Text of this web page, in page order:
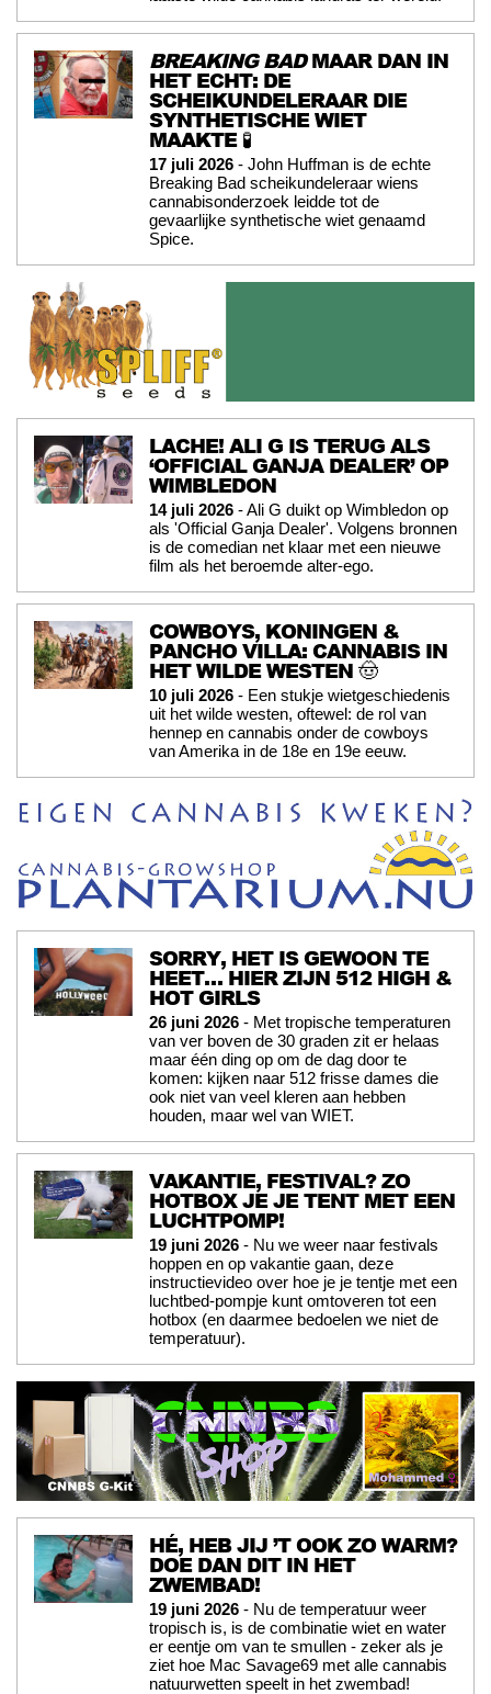
BREAKING BADMAAR DAN IN
HET ECHT: DE
SCHEIKUNDELERAAR DIE
SYNTHETISCHE WIET
MAAKTE 🧪
17 juli 2026 - John Huffman is de echte
Breaking Bad scheikundeleraar wiens
cannabisonderzoek leidde tot de
gevaarlijke synthetische wiet genaamd
Spice.
LACHE! ALI G IS TERUG ALS
‘OFFICIAL GANJA DEALER’ OP
WIMBLEDON
14 juli 2026 - Ali G duikt op Wimbledon op
als 'Official Ganja Dealer'. Volgens bronnen
is de comedian net klaar met een nieuwe
film als het beroemde alter-ego.
COWBOYS, KONINGEN &
PANCHO VILLA: CANNABIS IN
HET WILDE WESTEN 🤠
10 juli 2026 - Een stukje wietgeschiedenis
uit het wilde westen, oftewel: de rol van
hennep en cannabis onder de cowboys
van Amerika in de 18e en 19e eeuw.
SORRY, HET IS GEWOON TE
HEET… HIER ZIJN 512 HIGH &
HOT GIRLS
26 juni 2026 - Met tropische temperaturen
van ver boven de 30 graden zit er helaas
maar één ding op om de dag door te
komen: kijken naar 512 frisse dames die
ook niet van veel kleren aan hebben
houden, maar wel van WIET.
VAKANTIE, FESTIVAL? ZO
HOTBOX JE JE TENT MET EEN
LUCHTPOMP!
19 juni 2026 - Nu we weer naar festivals
hoppen en op vakantie gaan, deze
instructievideo over hoe je je tentje met een
luchtbed-pompje kunt omtoveren tot een
hotbox (en daarmee bedoelen we niet de
temperatuur).
HÉ, HEB JIJ ’T OOK ZO WARM?
DOE DAN DIT IN HET
ZWEMBAD!
19 juni 2026 - Nu de temperatuur weer
tropisch is, is de combinatie wiet en water
er eentje om van te smullen - zeker als je
ziet hoe Mac Savage69 met alle cannabis
natuurwetten speelt in het zwembad!